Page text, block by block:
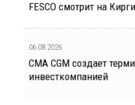
FESCO смотрит на
06.08.2026
CMA CGM создает
инвесткомпанией